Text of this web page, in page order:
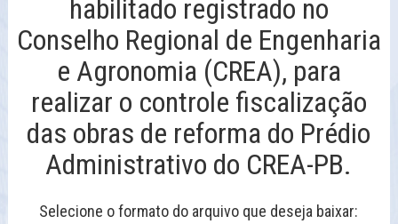
habilitado registrado no
Conselho Regional de Engenharia
e Agronomia (CREA), para
realizar o controle fiscalização
das obras de reforma do Prédio
Administrativo do CREA-PB.
Selecione o formato do arquivo que deseja baixar: